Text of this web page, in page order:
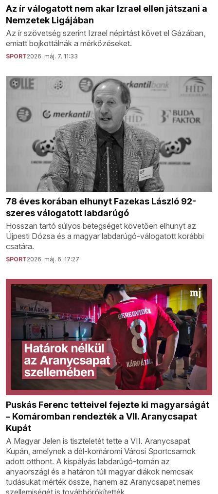
Az ír válogatott nem akar Izrael ellen játszani a
Nemzetek Ligájában
Az ír szövetség szerint Izrael népirtást követ el Gázában,
emiatt bojkottálnák a mérkőzéseket.
SPORT2026. máj. 7. 11:33
78 éves korában elhunyt Fazekas László 92-
szeres válogatott labdarúgó
Hosszan tartó súlyos betegséget követően elhunyt az
Újpesti Dózsa és a magyar labdarúgó-válogatott korábbi
csatára.
SPORT2026. máj. 6. 17:27
Puskás Ferenc tetteivel fejezte ki magyarságát
– Komáromban rendezték a VII. Aranycsapat
Kupát
A Magyar Jelen is tiszteletét tette a VII. Aranycsapat
Kupán, amelynek a dél-komáromi Városi Sportcsarnok
adott otthont. A kispályás labdarúgó-tornán az
anyaországi és a határon túli magyar diákok nemcsak
tudásukat mérték össze, hanem az Aranycsapat nemes
szellemiségét is továbbörökítették.